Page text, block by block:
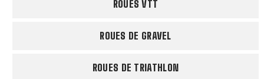
ROUES VTT
ROUES DE GRAVEL
ROUES DE TRIATHLON